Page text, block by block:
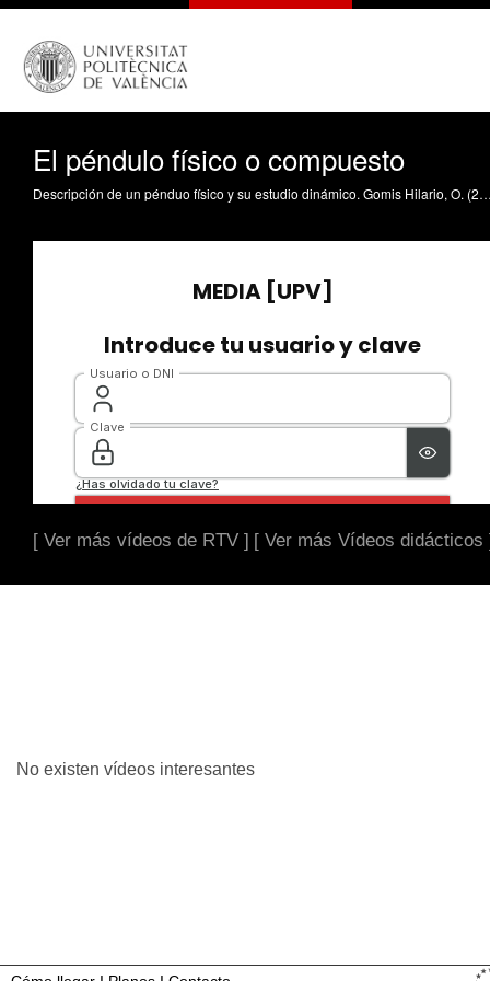
El péndulo físico o compuesto
Descripción de un pénduo físico y su estudio dinámico. Gomis Hilario, O. (2009). El
[ Ver más vídeos de RTV ] [ Ver más Vídeos didácticos
No existen vídeos interesantes